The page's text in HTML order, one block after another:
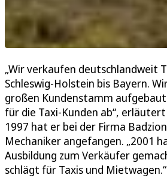
„Wir verkaufen deutschlandweit
Schleswig-Holstein bis Bayern.
großen Kundenstamm
für die Taxi-Kunden ab“,
1997 hat er bei der Firma
Mechaniker angefangen. „2001
Ausbildung zum Verkäufer
schlägt für Taxis und Mietwagen.“